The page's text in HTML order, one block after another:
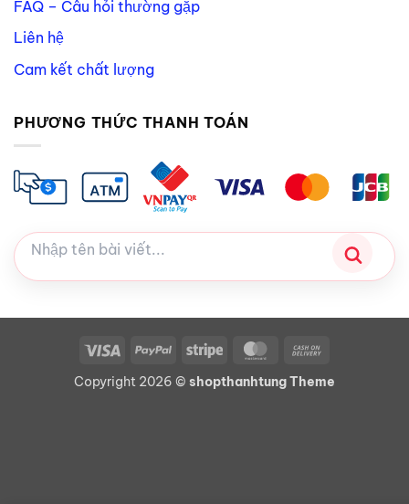
FAQ – Câu hỏi thường gặp
Liên hệ
Cam kết chất lượng
PHƯƠNG THỨC THANH TOÁN
Visa PayPal Stripe MasterCard
Delivery
Copyright 2026 © shopthanhtung Theme